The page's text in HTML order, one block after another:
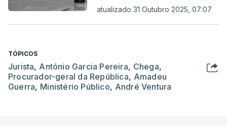
atualizado 31 Outubro 2025, 07:07
TÓPICOS
Jurista, António Garcia Pereira, Chega,
Procurador-geral da República, Amadeu
Guerra, Ministério Público, André Ventura